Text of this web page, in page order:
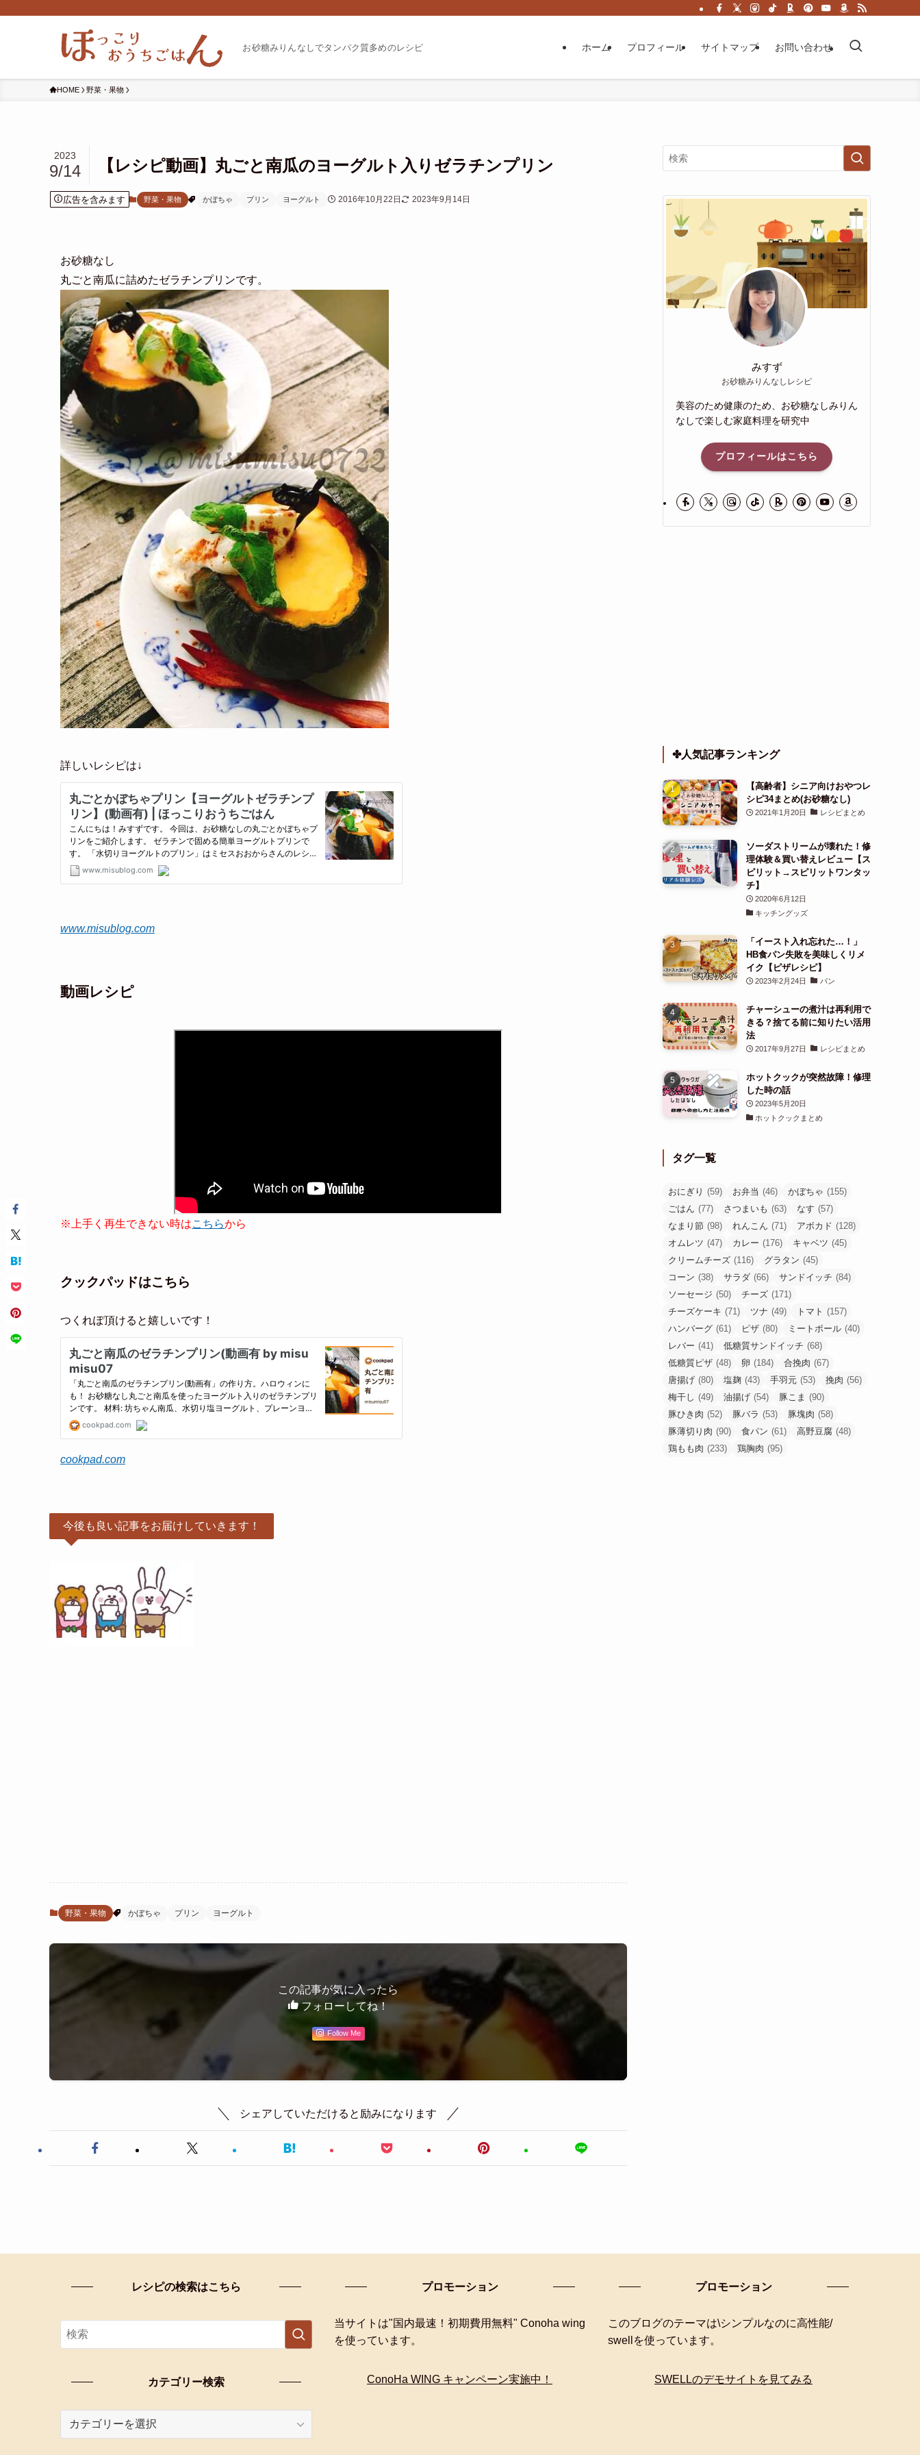
お砂糖みりんなしでタンパク質多めのレシピ ホーム プロフィール サイトマップ お問い合わせ
HOME 野菜・果物
【レシピ動画】丸ごと南瓜のヨーグルト入りゼラチンプリン
2023
9/14
広告を含みます 野菜・果物 かぼちゃ プリン ヨーグルト 2016年10月22日 2023年9月14日
お砂糖なし
丸ごと南瓜に詰めたゼラチンプリンです。
詳しいレシピは↓
www.misublog.com
動画レシピ
※上手く再生できない時はこちらから
クックパッドはこちら
つくれぽ頂けると嬉しいです！
cookpad.com
今後も良い記事をお届けしていきます！
野菜・果物 かぼちゃ プリン ヨーグルト
この記事が気に入ったら
フォローしてね！
Follow Me
シェアしていただけると励みになります
みすず
お砂糖みりんなしレシピ
美容のため健康のため、お砂糖なしみりん
なしで楽しむ家庭料理を研究中
プロフィールはこちら
✤人気記事ランキング
【高齢者】シニア向けおやつレ
シピ34まとめ(お砂糖なし)
2021年1月20日 レシピまとめ
ソーダストリームが壊れた！修
理体験＆買い替えレビュー【ス
ピリット→スピリットワンタッ
チ】
2020年6月12日
キッチングッズ
「イースト入れ忘れた…！」
HB食パン失敗を美味しくリメ
イク【ピザレシピ】
2023年2月24日 パン
チャーシューの煮汁は再利用で
きる？捨てる前に知りたい活用
法
2017年9月27日 レシピまとめ
ホットクックが突然故障！修理
した時の話
2023年5月20日
ホットクックまとめ
タグ一覧
おにぎり (59) お弁当 (46) かぼちゃ (155)
ごはん (77) さつまいも (63) なす (57)
なまり節 (98) れんこん (71) アボカド (128)
オムレツ (47) カレー (176) キャベツ (45)
クリームチーズ (116) グラタン (45)
コーン (38) サラダ (66) サンドイッチ (84)
ソーセージ (50) チーズ (171)
チーズケーキ (71) ツナ (49) トマト (157)
ハンバーグ (61) ピザ (80) ミートボール (40)
レバー (41) 低糖質サンドイッチ (68)
低糖質ピザ (48) 卵 (184) 合挽肉 (67)
唐揚げ (80) 塩麹 (43) 手羽元 (53) 挽肉 (56)
梅干し (49) 油揚げ (54) 豚こま (90)
豚ひき肉 (52) 豚バラ (53) 豚塊肉 (58)
豚薄切り肉 (90) 食パン (61) 高野豆腐 (48)
鶏もも肉 (233) 鶏胸肉 (95)
レシピの検索はこちら
カテゴリー検索
プロモーション
当サイトは"国内最速！初期費用無料" Conoha wing
を使っています。
ConoHa WING キャンペーン実施中！
プロモーション
このブログのテーマは\シンプルなのに高性能/
swellを使っています。
SWELLのデモサイトを見てみる